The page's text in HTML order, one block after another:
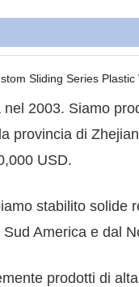
2003. Siamo
provincia di
USD.
stabilito solide
America e dal
prodotti di